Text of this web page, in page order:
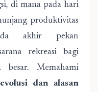
di mana pada hari
produktivitas
akhir pekan
rekreasi bagi
besar. Memahami
dan alasan